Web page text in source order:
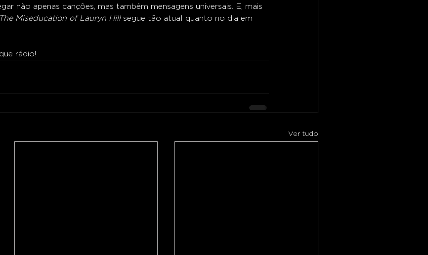
não apenas canções, mas também mensagens universais. E, mais
The Miseducation of Lauryn Hill segue tão atual quanto no dia em
rádio!
Ver tudo